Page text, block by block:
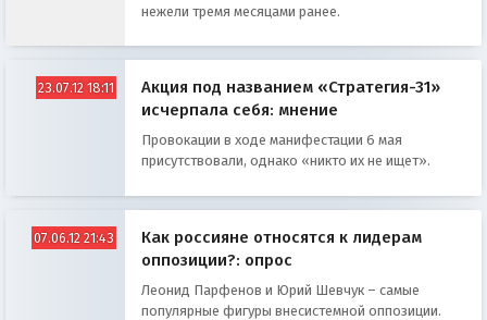
нежели тремя месяцами ранее.
23.07.12 18:11
Акция под названием «Стратегия-31»
исчерпала себя: мнение
Провокации в ходе манифестации 6 мая
присутствовали, однако «никто их не ищет».
07.06.12 21:43
Как россияне относятся к лидерам
оппозиции?: опрос
Леонид Парфенов и Юрий Шевчук – самые
популярные фигуры внесистемной оппозиции.